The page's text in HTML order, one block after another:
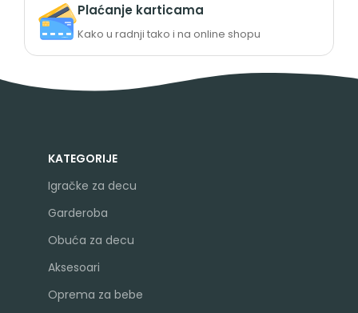
Plaćanje karticama
Kako u radnji tako i na online shopu
KATEGORIJE
Igračke za decu
Garderoba
Obuća za decu
Aksesoari
Oprema za bebe